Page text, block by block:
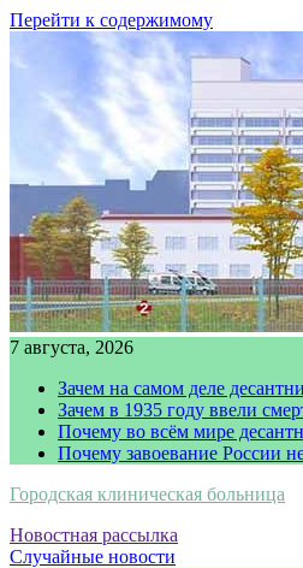
Перейти к содержимому
7 августа, 2026
Зачем на самом деле
Зачем в 1935 году ввели
Почему во всём мире
Почему завоевание России
Городская клиническая больница
Новостная рассылка
Случайные новости